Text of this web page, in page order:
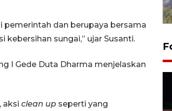
pemerintah dan berupaya bersama
sungai,” ujar Susanti.
I Gede Duta Dharma menjelaskan
aksi clean up seperti yang